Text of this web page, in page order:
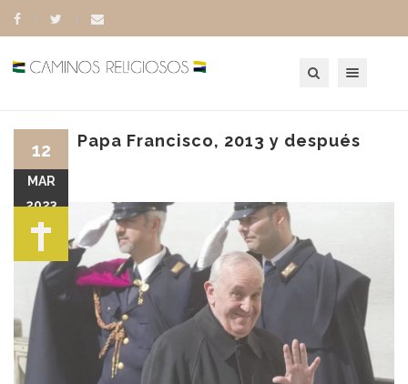
Papa Francisco, 2013 y después
12
MAR
2023